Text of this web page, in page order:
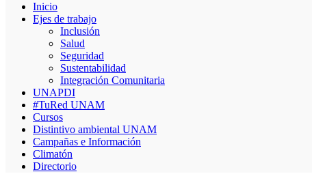
Inicio
Ejes de trabajo
Inclusión
Salud
Seguridad
Sustentabilidad
Integración Comunitaria
UNAPDI
#TuRed UNAM
Cursos
Distintivo ambiental UNAM
Campañas e Información
Climatón
Directorio